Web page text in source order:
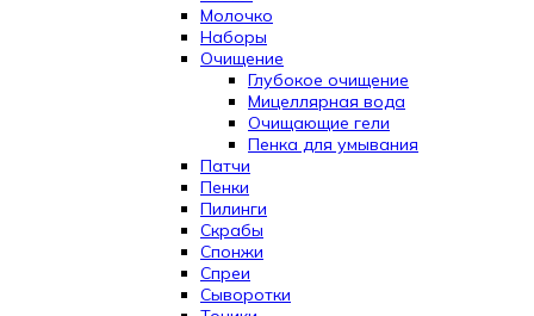
Молочко
Наборы
Очищение
Глубокое очищение
Мицеллярная вода
Очищающие гели
Пенка для умывания
Патчи
Пенки
Пилинги
Скрабы
Спонжи
Спреи
Сыворотки